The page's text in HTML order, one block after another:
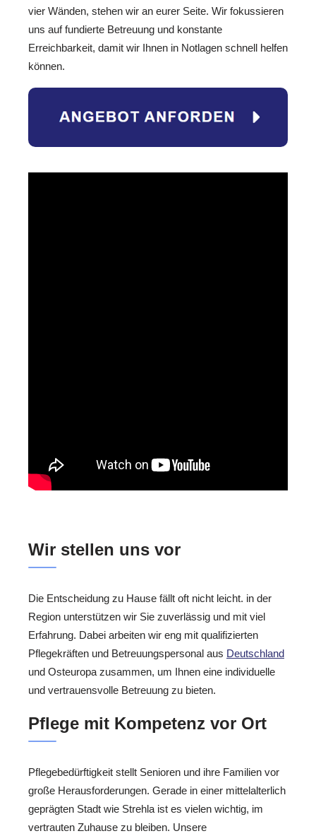
vier Wänden, stehen wir an eurer Seite. Wir fokussieren
uns auf fundierte Betreuung und konstante
Erreichbarkeit, damit wir Ihnen in Notlagen schnell helfen
können.
Wir stellen uns vor
Die Entscheidung zu Hause fällt oft nicht leicht. in der
Region unterstützen wir Sie zuverlässig und mit viel
Erfahrung. Dabei arbeiten wir eng mit qualifizierten
Pflegekräften und Betreuungspersonal aus Deutschland
und Osteuropa zusammen, um Ihnen eine individuelle
und vertrauensvolle Betreuung zu bieten.
Pflege mit Kompetenz vor Ort
Pflegebedürftigkeit stellt Senioren und ihre Familien vor
große Herausforderungen. Gerade in einer mittelalterlich
geprägten Stadt wie Strehla ist es vielen wichtig, im
vertrauten Zuhause zu bleiben. Unsere